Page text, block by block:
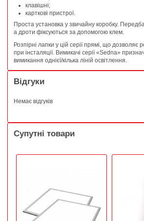
клавішні;
карткові пристрої.
Проста установка у звичайну коробку.
а дроти фіксуються за допомогою клем.
Розпірні лапки у цій серії прямі, що дозволяє
при інсталяції. Вимикачі серії «Sedna»
вимикання однієї/кілька ліній освітлення.
Відгуки
Немає відгуків
Супутні товари